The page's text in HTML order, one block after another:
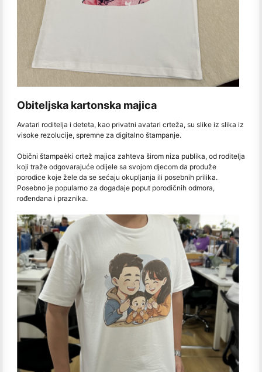
Obiteljska kartonska majica
Avatari roditelja i deteta, kao privatni avatari crteža, su slike iz slika iz
visoke rezolucije, spremne za digitalno štampanje.
Obični štampaèki crtež majica zahteva širom niza publika, od roditelja
koji traže odgovarajuće odijele sa svojom djecom da produže
porodice koje žele da se sećaju okupljanja ili posebnih prilika.
Posebno je popularno za događaje poput porodičnih odmora,
rođendana i praznika.